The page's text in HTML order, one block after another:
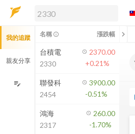
解鎖即時行情及進階功能
方案」，即可解鎖以下功能：
即時行情
即時市況與排行
成交金額熱力圖
前往方案訂閱
如何綁定合作券商
我的追蹤
親友分享
edit_note
名稱 info_outline 漲跌幅 chevron_left
台積電
2330
2370.00
+0.21%
聯發科
2454
3900.00
-0.51%
鴻海
2317
260.00
-1.70%